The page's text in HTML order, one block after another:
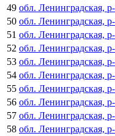
49 обл. Ленинградская,
50 обл. Ленинградская,
51 обл. Ленинградская,
52 обл. Ленинградская,
53 обл. Ленинградская,
54 обл. Ленинградская,
55 обл. Ленинградская,
56 обл. Ленинградская,
57 обл. Ленинградская,
58 обл. Ленинградская,